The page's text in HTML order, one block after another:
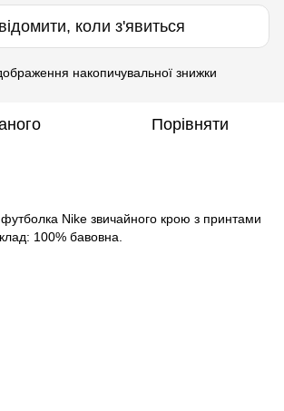
коли з'явиться
накопичувальної знижки
Порівняти
Nike звичайного крою з принтами
100% бавовна.